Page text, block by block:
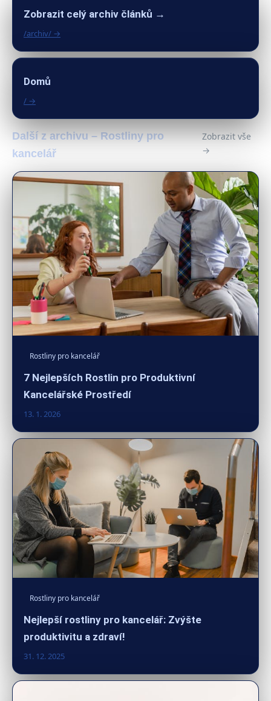
Zobrazit celý archiv článků →
/archiv/ →
Domů
/ →
Další z archivu – Rostliny pro
kancelář
Zobrazit vše
→
Rostliny pro kancelář
7 Nejlepších Rostlin pro Produktivní
Kancelářské Prostředí
13. 1. 2026
Rostliny pro kancelář
Nejlepší rostliny pro kancelář: Zvýšte
produktivitu a zdraví!
31. 12. 2025